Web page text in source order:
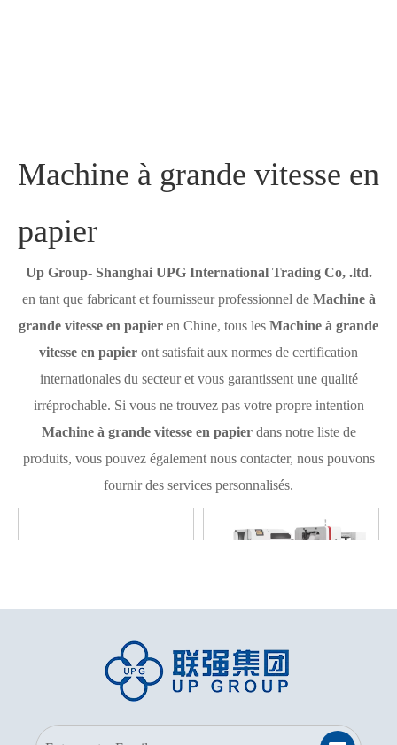
Machine à grande vitesse en
papier
Up Group- Shanghai UPG International Trading Co, .ltd.
en tant que fabricant et fournisseur professionnel de Machine à
grande vitesse en papier en Chine, tous les Machine à grande
vitesse en papier ont satisfait aux normes de certification
internationales du secteur et vous garantissent une qualité
irréprochable. Si vous ne trouvez pas votre propre intention
Machine à grande vitesse en papierdans notre liste de
produits, vous pouvez également nous contacter, nous pouvons
fournir des services personnalisés.
Machine à sacs en papier à
automatique LQ-R250J
Machine à sac en papier
automatique LQ-R350J
LQ-R350J